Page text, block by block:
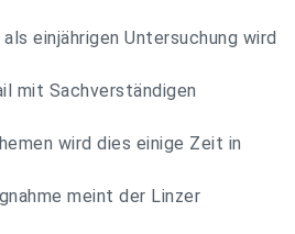
einjährigen Untersuchung wird
mit Sachverständigen
wird dies einige Zeit in
meint der Linzer